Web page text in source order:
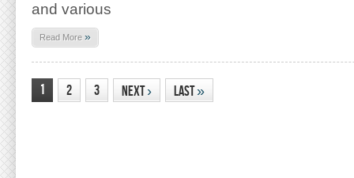
and various
Read More »
1 2 3 Next› Last»